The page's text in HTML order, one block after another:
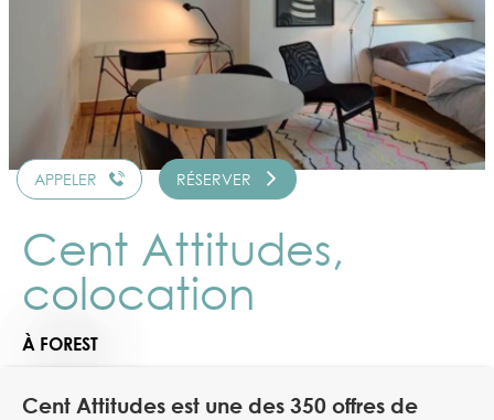
APPELER RÉSERVER
Cent Attitudes,
colocation
À FOREST
Cent Attitudes est une des 350 offres de